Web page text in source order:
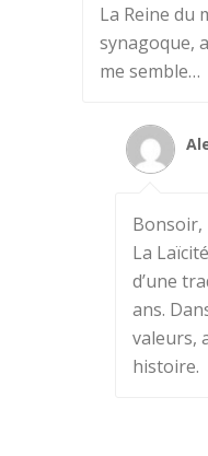
La Reine du
synagoque,
me semble…
Bonsoir,
La
d’une
ans.
valeurs,
histoire.